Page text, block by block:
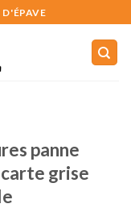
panne
grise